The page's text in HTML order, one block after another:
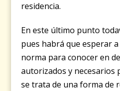
residencia.
En este último punto
pues habrá que esperar
norma para conocer en
autorizados y necesarios
se trata de una forma de